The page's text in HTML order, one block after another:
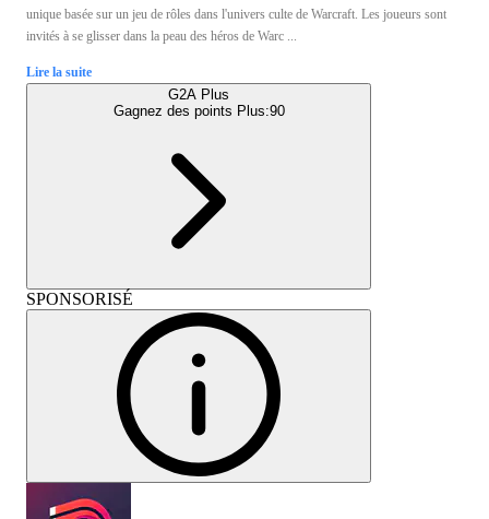
unique basée sur un jeu de rôles dans l'univers culte de Warcraft. Les joueurs sont
invités à se glisser dans la peau des héros de Warc ...
Lire la suite
G2A Plus
Gagnez des points Plus:90
SPONSORISÉ